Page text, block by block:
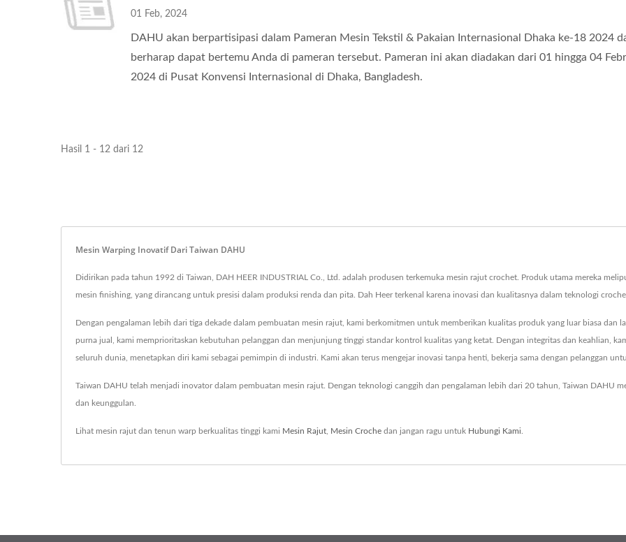
01 Feb, 2024
DAHU akan berpartisipasi dalam Pameran Mesin Tekstil & Pakaian Internasional Dhaka ke-18 2024
berharap dapat bertemu Anda di pameran tersebut. Pameran ini akan diadakan dari 01 hingga 04
2024 di Pusat Konvensi Internasional di Dhaka, Bangladesh.
Hasil 1 - 12 dari 12
Mesin Warping Inovatif Dari Taiwan DAHU
Didirikan pada tahun 1992 di Taiwan, DAH HEER INDUSTRIAL Co., Ltd. adalah produsen terkemuka mesin rajut crochet. Produk utama mereka
mesin finishing, yang dirancang untuk presisi dalam produksi renda dan pita. Dah Heer terkenal karena inovasi dan kualitasnya dalam teknologi
Dengan pengalaman lebih dari tiga dekade dalam pembuatan mesin rajut, kami berkomitmen untuk memberikan kualitas produk yang luar biasa dan
purna jual, kami memprioritaskan kebutuhan pelanggan dan menjunjung tinggi standar kontrol kualitas yang ketat. Dengan integritas dan keahlian,
seluruh dunia, menetapkan diri kami sebagai pemimpin di industri. Kami akan terus mengejar inovasi tanpa henti, bekerja sama dengan pelanggan
Taiwan DAHU telah menjadi inovator dalam pembuatan mesin rajut. Dengan teknologi canggih dan pengalaman lebih dari 20 tahun, Taiwan DAHU
dan keunggulan.
Lihat mesin rajut dan tenun warp berkualitas tinggi kami Mesin Rajut Mesin Croche dan jangan ragu untuk Hubungi Kami